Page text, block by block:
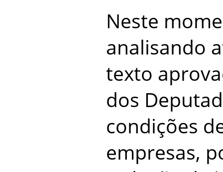
Neste
analisando
texto
dos
condições
empresas,